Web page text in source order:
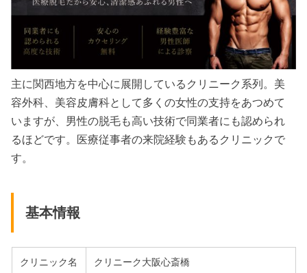
主に関西地方を中心に展開しているクリニーク系列。美
容外科、美容皮膚科として多くの女性の支持をあつめて
いますが、男性の脱毛も高い技術で同業者にも認められ
るほどです。医療従事者の来院経験もあるクリニックで
す。
基本情報
クリニック名 クリニーク大阪心斎橋